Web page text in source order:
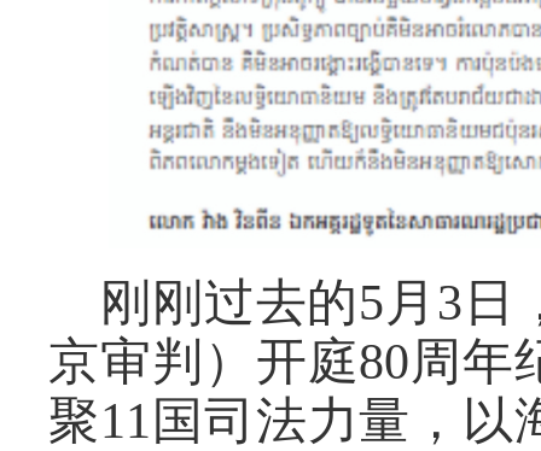
刚刚过去的5月3
京审判）开庭80周年
聚11国司法力量，以